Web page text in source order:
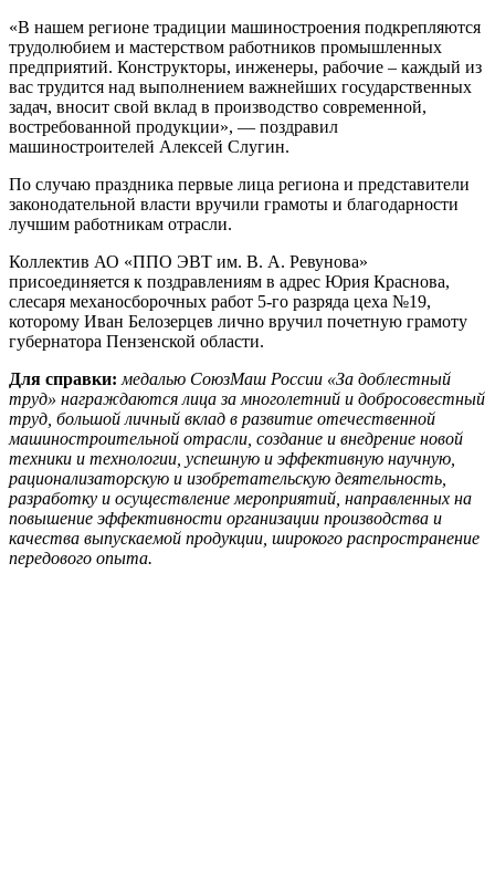
«В нашем регионе традиции машиностроения подкрепляются
трудолюбием и мастерством работников промышленных
предприятий. Конструкторы, инженеры, рабочие – каждый из
вас трудится над выполнением важнейших государственных
задач, вносит свой вклад в производство современной,
востребованной продукции», — поздравил
машиностроителей Алексей Слугин.
По случаю праздника первые лица региона и представители
законодательной власти вручили грамоты и благодарности
лучшим работникам отрасли.
Коллектив АО «ППО ЭВТ им. В. А. Ревунова»
присоединяется к поздравлениям в адрес Юрия Краснова,
слесаря механосборочных работ 5-го разряда цеха №19,
которому Иван Белозерцев лично вручил почетную грамоту
губернатора Пензенской области.
Для справки: медалью СоюзМаш России «За доблестный
труд» награждаются лица за многолетний и добросовестный
труд, большой личный вклад в развитие отечественной
машиностроительной отрасли, создание и внедрение новой
техники и технологии, успешную и эффективную научную,
рационализаторскую и изобретательскую деятельность,
разработку и осуществление мероприятий, направленных на
повышение эффективности организации производства и
качества выпускаемой продукции, широкого распространение
передового опыта.